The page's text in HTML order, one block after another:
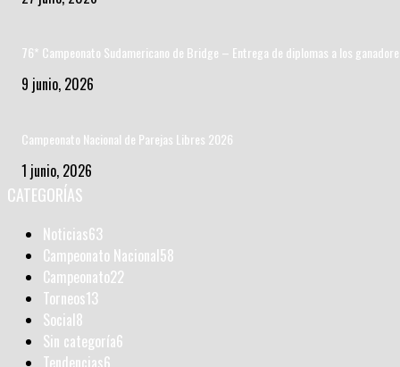
76* Campeonato Sudamericano de Bridge – Entrega de diplomas a los
9 junio, 2026
Campeonato Nacional de Parejas Libres 2026
1 junio, 2026
CATEGORÍAS
Noticias63
Campeonato Nacional58
Campeonato22
Torneos13
Social8
Sin categoría6
Tendencias6